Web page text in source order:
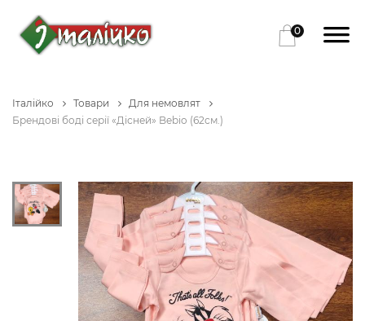
0
Італійко Товари
Для немовлят
Брендові боді серії «Дісней» Bebio (62см.)